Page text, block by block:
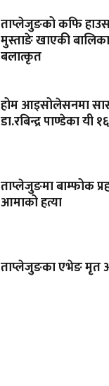
ताप्लेजुङको कफि
मुस्ताङे खाएकी
बलात्कृत
होम आइसोलेसनमा सास
डा.रबिन्द्र पाण्डेका
ताप्लेजुङमा बाम्फोक
आमाको हत्या
ताप्लेजुङका एभेङ मृत